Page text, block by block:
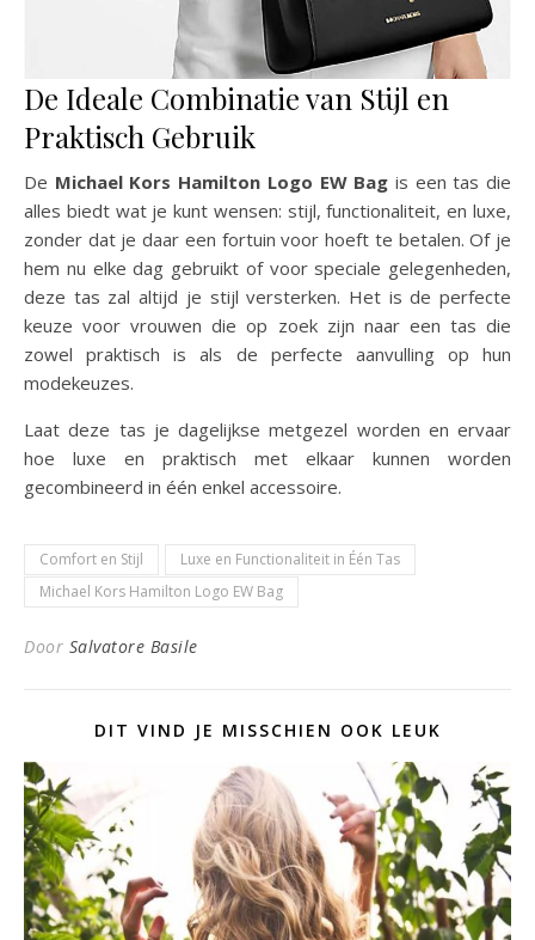
De Ideale Combinatie van Stijl en
Praktisch Gebruik
De Michael Kors Hamilton Logo EW Bag is een tas die
alles biedt wat je kunt wensen: stijl, functionaliteit, en luxe,
zonder dat je daar een fortuin voor hoeft te betalen. Of je
hem nu elke dag gebruikt of voor speciale gelegenheden,
deze tas zal altijd je stijl versterken. Het is de perfecte
keuze voor vrouwen die op zoek zijn naar een tas die
zowel praktisch is als de perfecte aanvulling op hun
modekeuzes.
Laat deze tas je dagelijkse metgezel worden en ervaar
hoe luxe en praktisch met elkaar kunnen worden
gecombineerd in één enkel accessoire.
Comfort en Stijl
Luxe en Functionaliteit in Één Tas
Michael Kors Hamilton Logo EW Bag
Door Salvatore Basile
DIT VIND JE MISSCHIEN OOK LEUK